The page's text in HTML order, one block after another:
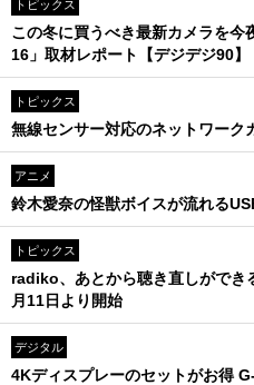
トピックス
この冬に買うべき最新カメラを
16」取材レポート【デジデジ90】
トピックス
無線センサー対応のネットワーク
アニメ
鈴木愛奈の怪獣ボイスが流れる
トピックス
radiko、あとから聴き直しができ
月11日より開始
デジタル
4Kディスプレーのセットがお得